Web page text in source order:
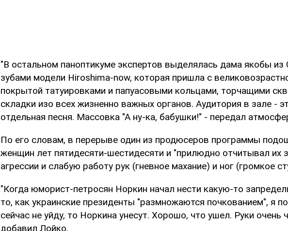
"В остальном паноптикуме экспертов выделялась дама якобы из
зубами модели Hiroshima-now, которая пришла с
покрытой татуировками и папуасовыми кольцами, торчащими
складки изо всех жизненно важных органов. Аудитория в зале -
отдельная песня. Массовка "А ну-ка, бабушки!" - передал
По его словам, в перерыве один из продюсеров программы
женщин лет пятидесяти-шестидесяти и "прилюдно отчитывал их
агрессии и слабую работу рук (гневное махание) и ног (громкое
"Когда юморист-петросян Норкин начал нести какую-то
то, как украинские президенты "размножаются почкованием", я
сейчас не уйду, то Норкина унесут. Хорошо, что ушел. Руки очень
добавил Лойко.